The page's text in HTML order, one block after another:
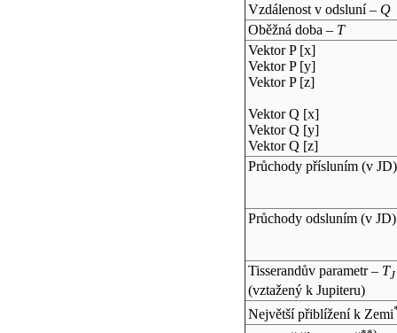
Vzdálenost v odsluní – Q
Oběžná doba – T
Vektor P [x]
Vektor P [y]
Vektor P [z]
Vektor Q [x]
Vektor Q [y]
Vektor Q [z]
Průchody přísluním (v JD)
Průchody odsluním (v JD)
Tisserandův parametr – TJ
(vztažený k Jupiteru)
Největší přiblížení k Zemi